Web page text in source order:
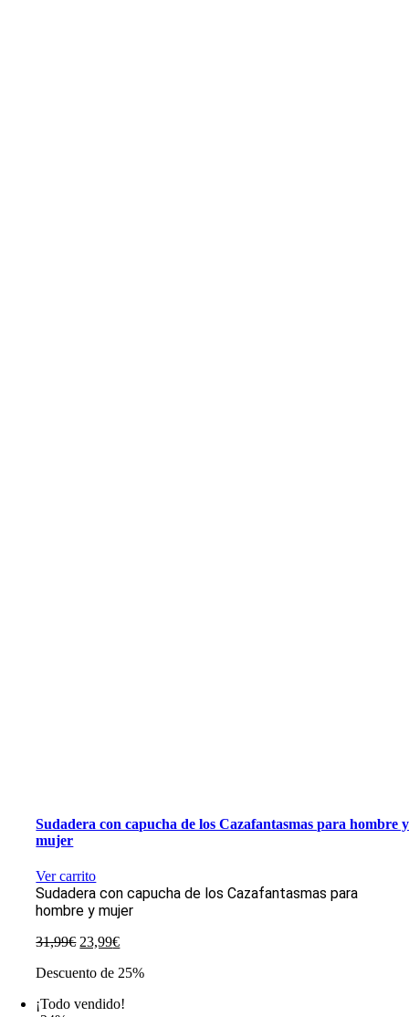
Sudadera con capucha de los Cazafantasmas para hombre y
mujer
Ver carrito
Sudadera con capucha de los Cazafantasmas para
hombre y mujer
31,99€ El
original
31,99€.
23,99€El
actual
23,99€.
Descuento de 25%
¡Todo vendido!